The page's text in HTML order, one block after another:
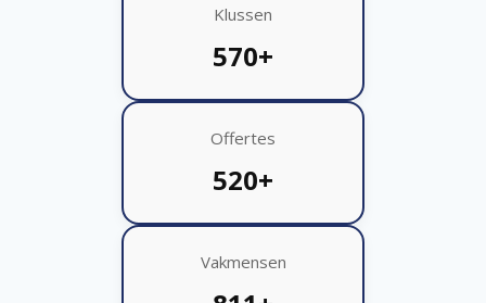
Klussen
570+
Offertes
520+
Vakmensen